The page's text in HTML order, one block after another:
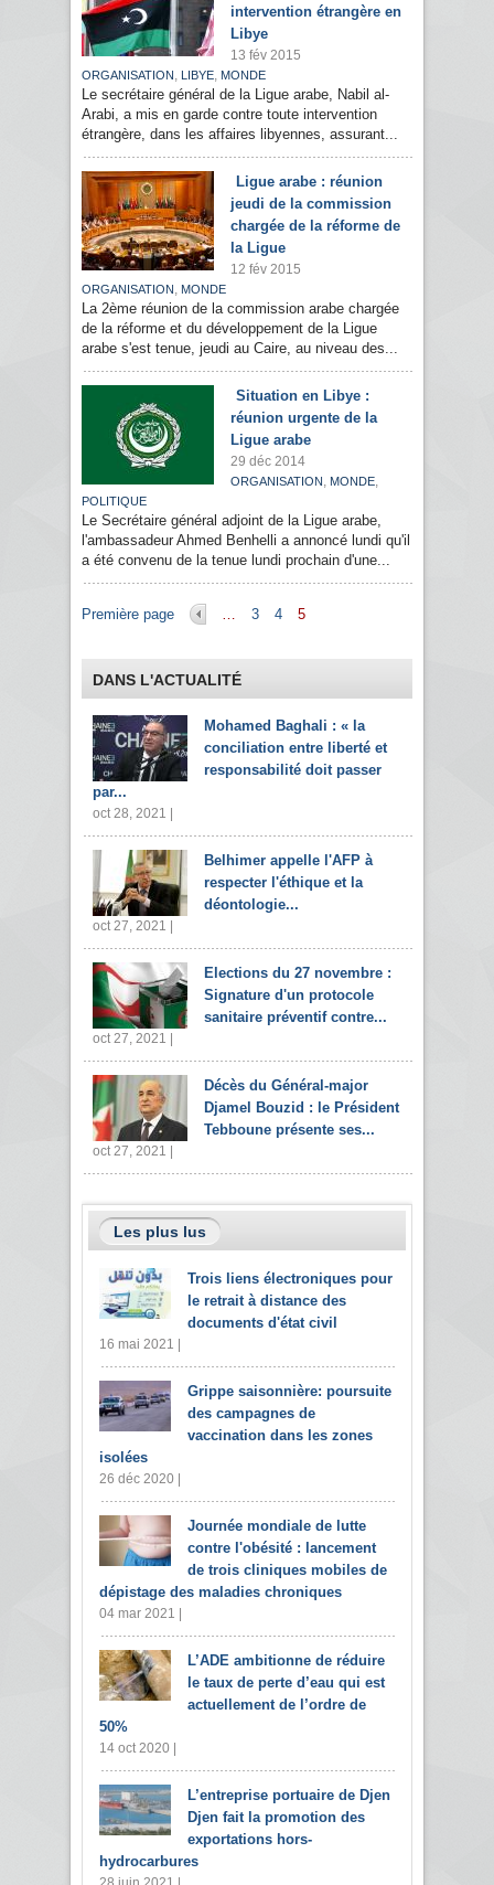
intervention étrangère en
Libye
13 fév 2015
ORGANISATION , LIBYE, MONDE
Le secrétaire général de la Ligue arabe, Nabil al-
Arabi, a mis en garde contre toute intervention
étrangère, dans les affaires libyennes, assurant...
Ligue arabe : réunion
jeudi de la commission
chargée de la réforme de
la Ligue
12 fév 2015
ORGANISATION , MONDE
La 2ème réunion de la commission arabe chargée
de la réforme et du développement de la Ligue
arabe s'est tenue, jeudi au Caire, au niveau des...
Situation en Libye :
réunion urgente de la
Ligue arabe
29 déc 2014
ORGANISATION , MONDE,
POLITIQUE
Le Secrétaire général adjoint de la Ligue arabe,
l'ambassadeur Ahmed Benhelli a annoncé lundi qu'il
a été convenu de la tenue lundi prochain d'une...
Pages
Première page … 3 4 5
DANS L'ACTUALITÉ
Mohamed Baghali : « la
conciliation entre liberté et
responsabilité doit passer
par...
oct 28, 2021 |
Belhimer appelle l'AFP à
respecter l'éthique et la
déontologie...
oct 27, 2021 |
Elections du 27 novembre :
Signature d'un protocole
sanitaire préventif contre...
oct 27, 2021 |
Décès du Général-major
Djamel Bouzid : le Président
Tebboune présente ses...
oct 27, 2021 |
Les plus lus
Trois liens électroniques pour
le retrait à distance des
documents d'état civil
16 mai 2021 |
Grippe saisonnière: poursuite
des campagnes de
vaccination dans les zones
isolées
26 déc 2020 |
Journée mondiale de lutte
contre l'obésité : lancement
de trois cliniques mobiles de
dépistage des maladies chroniques
04 mar 2021 |
L’ADE ambitionne de réduire
le taux de perte d’eau qui est
actuellement de l’ordre de
50%
14 oct 2020 |
L’entreprise portuaire de Djen
Djen fait la promotion des
exportations hors-
hydrocarbures